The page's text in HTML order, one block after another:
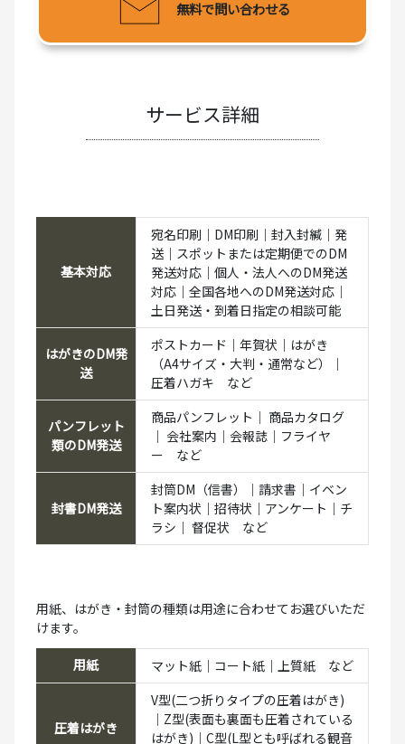
無料で問い合わせる
サービス詳細
基本対応
宛名印刷｜DM印刷｜封入封緘｜発
送｜スポットまたは定期便でのDM
発送対応｜個人・法人へのDM発送
対応｜全国各地へのDM発送対応｜
土日発送・到着日指定の相談可能
はがきのDM発
送
ポストカード｜年賀状｜はがき
（A4サイズ・大判・通常など）｜
圧着ハガキ など
パンフレット
類のDM発送
商品パンフレット｜ 商品カタログ
｜ 会社案内｜会報誌｜フライヤ
ー など
封書DM発送
封筒DM（信書）｜請求書｜イベン
ト案内状｜招待状｜アンケート｜チ
ラシ｜ 督促状 など
用紙、はがき・封筒の種類は用途に合わせてお選びいただ
けます。
用紙 マット紙｜コート紙｜上質紙 など
圧着はがき
V型(二つ折りタイプの圧着はがき)
｜Z型(表面も裏面も圧着されている
はがき)｜C型(L型とも呼ばれる観音